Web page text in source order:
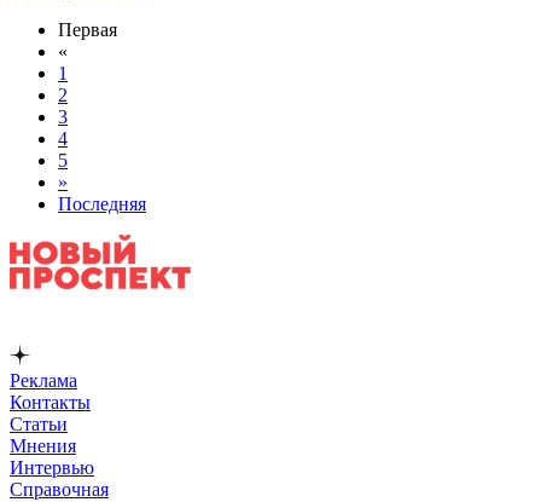
Первая
«
1
2
3
4
5
»
Последняя
Реклама
Контакты
Статьи
Мнения
Интервью
Справочная